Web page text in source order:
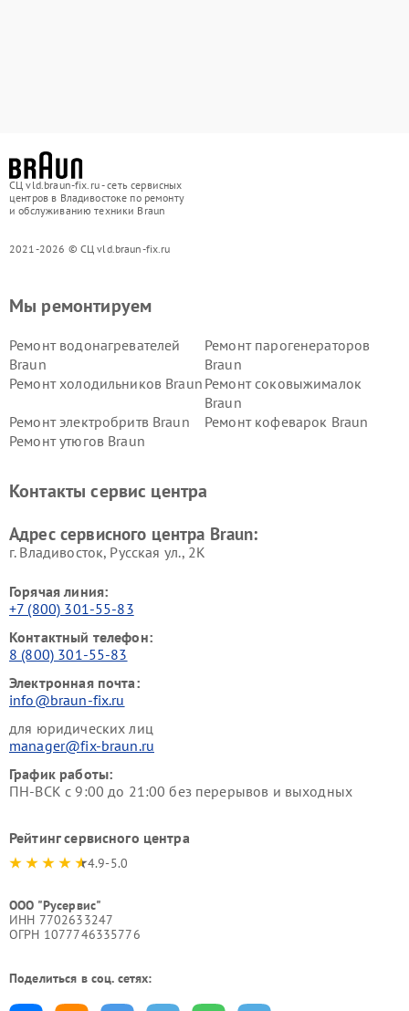
СЦ vld.braun-fix.ru - сеть сервисных
центров в Владивостоке по ремонту
и обслуживанию техники Braun
2021-2026 © СЦ vld.braun-fix.ru
Мы ремонтируем
Ремонт водонагревателей
Braun
Ремонт парогенераторов
Braun
Ремонт холодильников Braun Ремонт соковыжималок
Braun
Ремонт электробритв Braun
Ремонт кофеварок Braun
Ремонт утюгов Braun
Контакты сервис центра
Адрес сервисного центра Braun:
г. Владивосток, Русская ул., 2К
Горячая линия:
+7 (800) 301-55-83
Контактный телефон:
8 (800) 301-55-83
Электронная почта:
info@braun-fix.ru
для юридических лиц
manager@fix-braun.ru
График работы:
ПН-ВСК с 9:00 до 21:00 без перерывов и выходных
Рейтинг сервисного центра
4.9-5.0
ООО "Русервис"
ИНН 7702633247
ОГРН 1077746335776
Поделиться в соц. сетях: